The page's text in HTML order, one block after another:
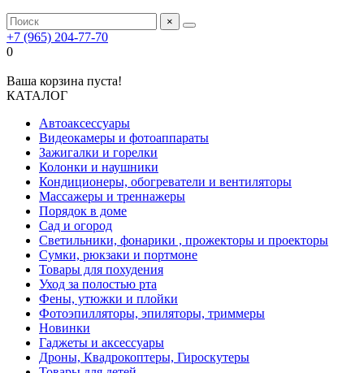
×
+7 (965) 204-77-70
0
Ваша корзина пуста!
КАТАЛОГ
Автоаксессуары
Видеокамеры и фотоаппараты
Зажигалки и горелки
Колонки и наушники
Кондиционеры, обогреватели и вентиляторы
Массажеры и треннажеры
Порядок в доме
Сад и огород
Светильники, фонарики , прожекторы и проекторы
Сумки, рюкзаки и портмоне
Товары для похудения
Уход за полостью рта
Фены, утюжки и плойки
Фотоэпилляторы, эпиляторы, триммеры
Новинки
Гаджеты и аксессуары
Дроны, Квадрокоптеры, Гироскутеры